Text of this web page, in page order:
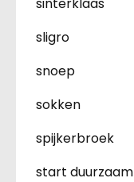
sligro
snoep
sokken
spijkerbroek
start duurzaam